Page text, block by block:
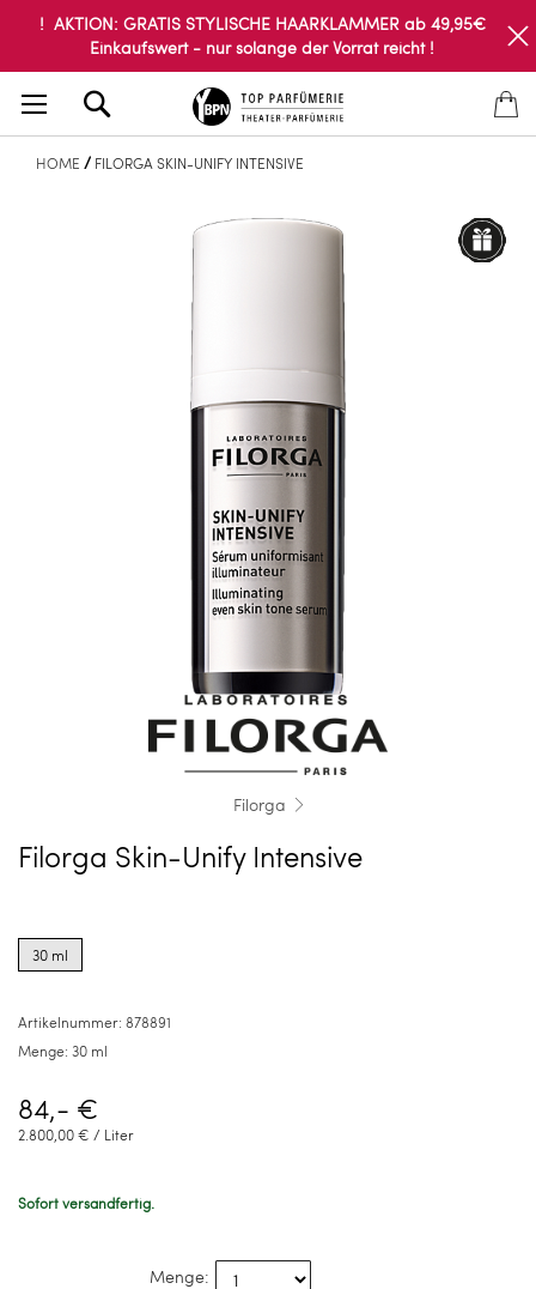
! AKTION: GRATIS STYLISCHE HAARKLAMMER ab 49,95€
Einkaufswert - nur solange der Vorrat reicht !
HOME FILORGA SKIN-UNIFY INTENSIVE
Filorga
Filorga Skin-Unify Intensive
options
for30 ml
Artikelnummer: 878891
Menge: 30 ml
84,- €
2.800,00 € / Liter
Sofort versandfertig.
Menge: